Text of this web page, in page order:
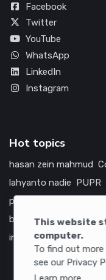
This website
computer.
To find out
see our Privacy
Facebook
Twitter
YouTube
WhatsApp
LinkedIn
Instagram
Hot topics
hasan zein mahmud
lahyanto nadie
PUPR
prabowo subianto
bumn
jasa marga jtts
infrastruktur